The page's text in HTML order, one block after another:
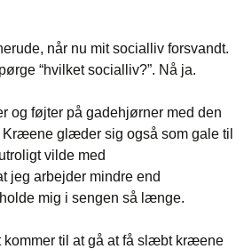
når nu mit socialliv forsvandt.
“hvilket socialliv?”. Nå ja.
og føjter på gadehjørner med den
Kræene glæder sig også som gale til
vilde med
jeg arbejder mindre end
mig i sengen så længe.
til at gå at få slæbt kræene